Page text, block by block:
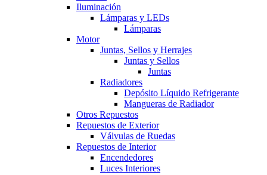
Iluminación
Lámparas y LEDs
Lámparas
Motor
Juntas, Sellos y Herrajes
Juntas y Sellos
Juntas
Radiadores
Depósito Líquido Refrigerante
Mangueras de Radiador
Otros Repuestos
Repuestos de Exterior
Válvulas de Ruedas
Repuestos de Interior
Encendedores
Luces Interiores